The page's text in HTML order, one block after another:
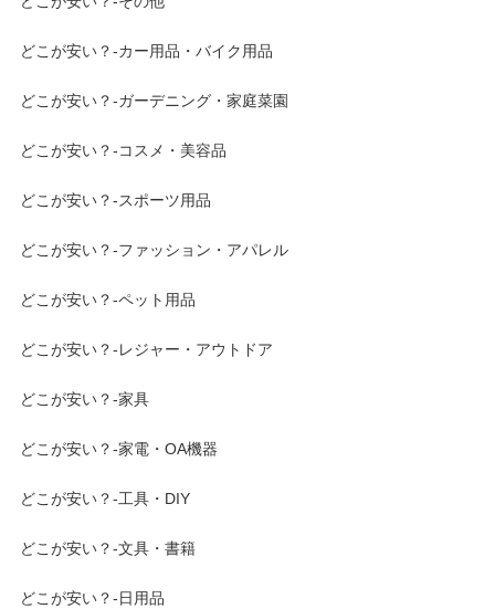
どこが安い？-カー用品・バイク用品
どこが安い？-ガーデニング・家庭菜園
どこが安い？-コスメ・美容品
どこが安い？-スポーツ用品
どこが安い？-ファッション・アパレル
どこが安い？-ペット用品
どこが安い？-レジャー・アウトドア
どこが安い？-家具
どこが安い？-家電・OA機器
どこが安い？-工具・DIY
どこが安い？-文具・書籍
どこが安い？-日用品